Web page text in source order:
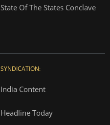
State Of The States Conclave
SYNDICATION:
India Content
Headline Today